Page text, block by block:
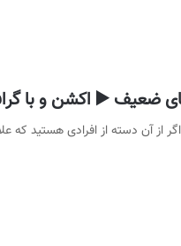
ضعیف ▶️ اکشن و با
از آن دسته از افرادی هستید که